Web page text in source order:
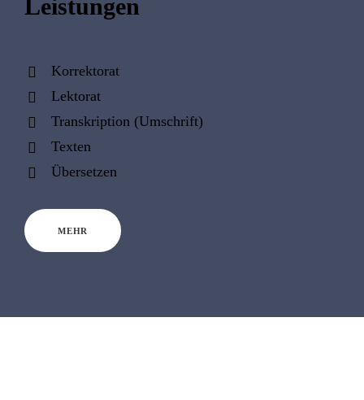
Leistungen
Korrektorat
Lektorat
Transkription (Umschrift)
Texten
Übersetzen
MEHR